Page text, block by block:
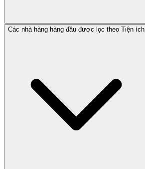
Các nhà hàng hàng đầu được lọc theo Tiện ích